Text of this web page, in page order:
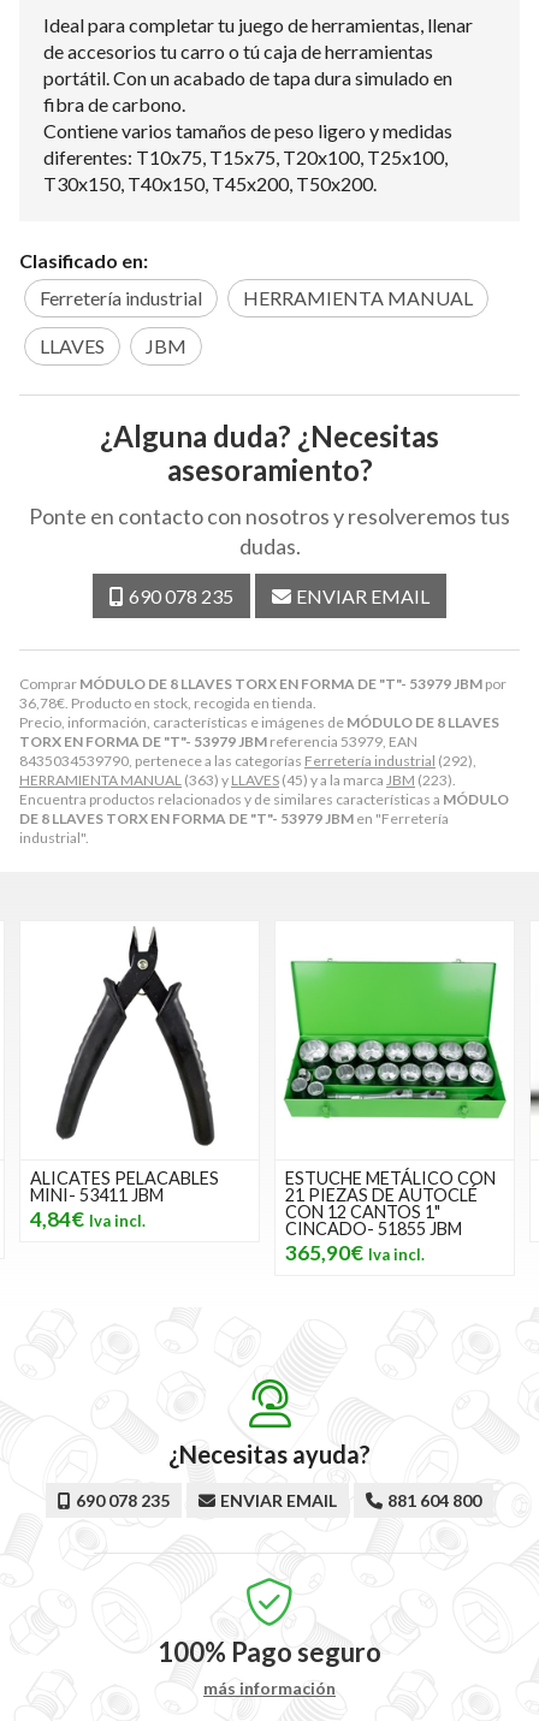
Comprar MÓDULO DE 8 LLAVES TORX EN FORMA DE "T"- 53979 JBM por
36,78€. Producto en stock, recogida en tienda.
Precio, información, características e imágenes de MÓDULO DE 8 LLAVES
TORX EN FORMA DE "T"- 53979 JBM referencia 53979, EAN
8435034539790, pertenece a las categorías Ferretería industrial (292),
HERRAMIENTA MANUAL (363) y LLAVES (45) y a la marca JBM (223).
Encuentra productos relacionados y de similares características a MÓDULO
DE 8 LLAVES TORX EN FORMA DE "T"- 53979 JBM en "Ferretería
industrial".
Ideal para completar tu juego de herramientas, llenar
de accesorios tu carro o tú caja de herramientas
portátil. Con un acabado de tapa dura simulado en
fibra de carbono.
Contiene varios tamaños de peso ligero y medidas
diferentes: T10x75, T15x75, T20x100, T25x100,
T30x150, T40x150, T45x200, T50x200.
Clasificado en:
Ferretería industrial
HERRAMIENTA MANUAL
LLAVES JBM
¿Alguna duda? ¿Necesitas
asesoramiento?
Ponte en contacto con nosotros y resolveremos tus
dudas.
690 078 235 ENVIAR EMAIL
ESTUCHE METÁLICO CON
21 PIEZAS DE AUTOCLÉ
CON 12 CANTOS 1"
CINCADO- 51855 JBM
JUEGO DE 7 PUNTAS TORX
DE 3/8" Y 1/2"- 53084 JBM
23,23€
¿Necesitas ayuda?
690 078 235 ENVIAR EMAIL 881 604 800
100% Pago seguro
más información